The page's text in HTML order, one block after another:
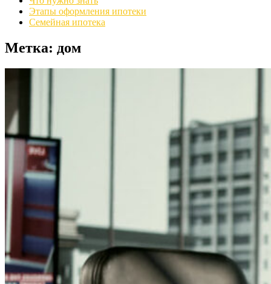
Этапы оформления ипотеки
Семейная ипотека
Метка: дом